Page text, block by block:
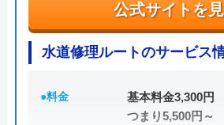
公式サイトを見
0120-688-
受付時間 24時間365日
公式サイトを
水道修理ルートのサービス
●料金
基本料金3,300円
つまり5,500円～